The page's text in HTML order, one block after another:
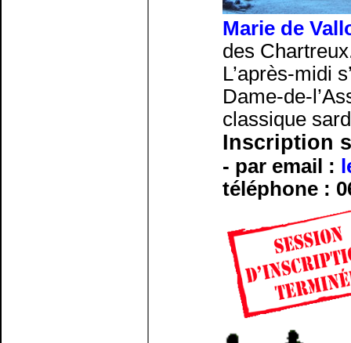
Marie de
des
L’après-midi
Dame-de-
classique
Inscription
- par email :
téléphone :